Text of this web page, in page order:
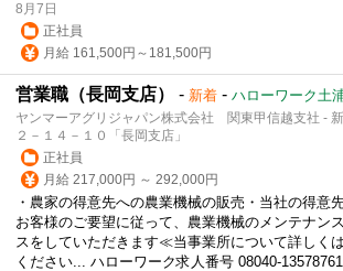
8月7日
正社員
月給 161,500円～181,500円
営業職（長岡支店） - 新着 - ハローワーク土
ヤンマーアグリジャパン株式会社 関東甲信越支社 -
２－１４－１０「長岡支店」
正社員
月給 217,000円 ～ 292,000円
・農家の得意先への農業機械の販売・当社の得意
お客様のご要望に従って、農業機械のメンテナン
スをしていただきます≪当事業所について詳しく
ください... ハローワーク求人番号 08040-13578761